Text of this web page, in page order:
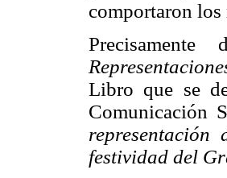
comportaron los
Libro que se
Comunicación
festividad del